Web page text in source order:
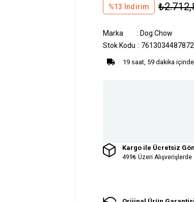
%13 İndirim
Marka : Dog Chow
Stok Kodu
7613034487872
19 saat, 59 dakika
Kargo ile Ücretsiz
499₺ Üzeri Alışverişlerde